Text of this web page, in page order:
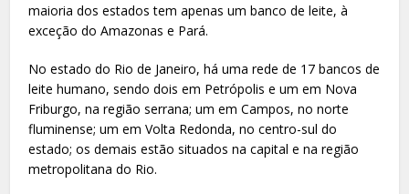
maioria dos estados tem apenas um banco de leite, à
exceção do Amazonas e Pará.
No estado do Rio de Janeiro, há uma rede de 17 bancos de
leite humano, sendo dois em Petrópolis e um em Nova
Friburgo, na região serrana; um em Campos, no norte
fluminense; um em Volta Redonda, no centro-sul do
estado; os demais estão situados na capital e na região
metropolitana do Rio.